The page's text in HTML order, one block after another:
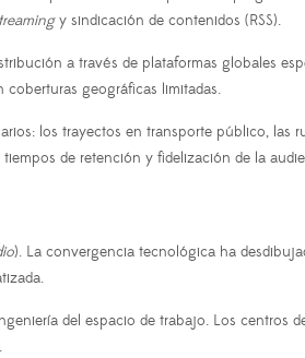
y sindicación de contenidos (RSS).
a través de plataformas globales
geográficas limitadas.
los trayectos en transporte público, las
de retención y fidelización de la
). La convergencia tecnológica ha
del espacio de trabajo. Los centros